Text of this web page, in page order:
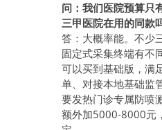
问：我们医院预算只
三甲医院在用的同款
答：大概率能。不少
固定式采集终端有不
可以买到基础版，满
单、对接本地基础监
要发热门诊专属防喷
额外加5000-8000元